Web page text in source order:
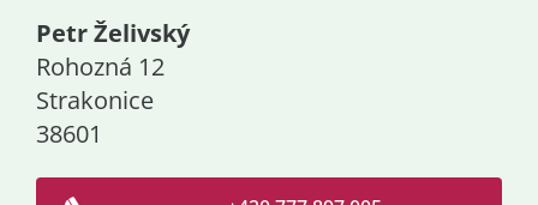
Petr Želivský
Rohozná 12
Strakonice
38601